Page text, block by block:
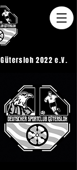
Gütersloh 2022 e.V.